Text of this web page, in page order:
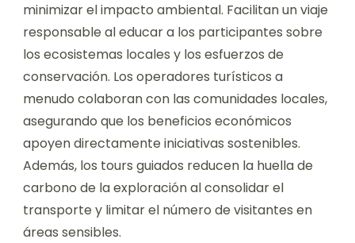
minimizar el impacto ambiental. Facilitan un viaje
responsable al educar a los participantes sobre
los ecosistemas locales y los esfuerzos de
conservación. Los operadores turísticos a
menudo colaboran con las comunidades locales,
asegurando que los beneficios económicos
apoyen directamente iniciativas sostenibles.
Además, los tours guiados reducen la huella de
carbono de la exploración al consolidar el
transporte y limitar el número de visitantes en
áreas sensibles.